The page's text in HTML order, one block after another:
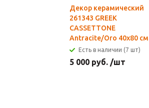
Декор керамический
261343 GREEK
CASSETTONE
Antracite/Oro 40x80 см
Есть в наличии (7 шт)
5 000 руб. /шт